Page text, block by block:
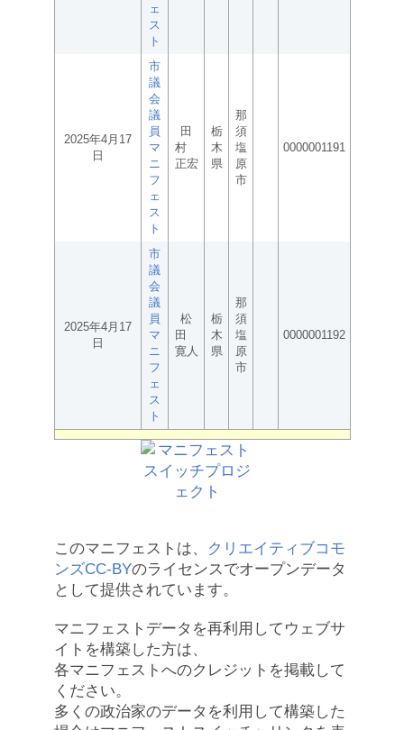
ェ
ス
ト
2025年4月17
日
市
議
会
議
員
マ
ニ
フ
ェ
ス
ト
田
村
正宏
栃
木
県
那
須
塩
原
市
0000001191
2025年4月17
日
市
議
会
議
員
マ
ニ
フ
ェ
ス
ト
松
田
寛人
栃
木
県
那
須
塩
原
市
0000001192
このマニフェストは、
クリエイティブコモ
ンズCC-BYのライセンスでオープンデータ
として提供されています。
マニフェストデータを再利用してウェブサ
イトを構築した方は、
各マニフェストへのクレジットを掲載して
ください。
多くの政治家のデータを利用して構築した